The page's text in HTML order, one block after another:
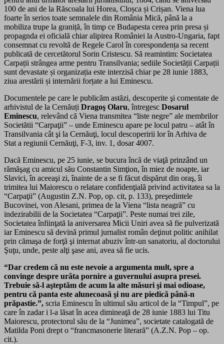
100 de ani de la Răscoala lui Horea, Cloșca și Crișan. Viena lua
foarte în serios toate semnalele din România Mică, până la a
mobiliza trupe la graniță, în timp ce Budapesta cerea prin presa și
propagnda ei oficială chiar alipirea României la Austro-Ungaria, fapt
consemnat cu revoltă de Regele Carol în corespondența sa recent
publicată de cercetătorul Sorin Cristescu. Să reamintim: Societatea
Carpații strângea arme pentru Transilvania; sediile Societății Carpații
sunt devastate și organizația este interzisă chiar pe 28 iunie 1883,
ziua arestării și internării forțate a lui Eminescu.
Documentele pe care le publicăm astăzi, descoperite şi comentate de
arhivistul de la Cernăuți Dragoş Olaru, întregesc Dosarul
Eminescu, relevând că Viena transmitea “liste negre” ale membrilor
Societătii “Carpaţii” – unde Eminescu apare pe locul patru – atât în
Transilvania cât şi la Cernăuţi, locul descoperirii lorîn Arhiva de
Stat a regiunii Cernăuţi, F-3, inv. 1, dosar 4007.
Dacă Eminescu, pe 25 iunie, se bucura încă de viaţă prinzând un
rămăşag cu amicul său Constantin Simţion, în miez de noapte, iar
Slavici, în aceeaşi zi, înainte de a se fi făcut dispărut din oraş, îi
trimitea lui Maiorescu o relatare confidenţială privind activitatea sa la
“Carpaţii” (Augustin Z.N. Pop, op. cit, p. 133), preşedintele
Bucovinei, von Alesani, primea de la Viena “lista neagră” cu
indezirabilii de la Societatea “Carpaţii”. Peste numai trei zile,
Societatea înfiinţată la aniversarea Micii Uniri avea să fie pulverizată
iar Eminescu să devină primul jurnalist român deţinut politic anihilat
prin cămaşa de forţă şi internat abuziv într-un sanatoriu, al doctorului
Şuţu, unde, peste alţi şase ani, avea să fie ucis.
“Dar credem că nu este nevoie a argumenta mult, spre a
convinge despre urâta pornire a guvernului asupra presei.
Trebuie să-l aşteptăm de acum la alte măsuri şi mai odioase,
pentru că panta este alunecoasă şi nu are piedică până-n
prăpastie.”, scria Eminescu în ultimul său articol de la “Timpul”, pe
care în zadar i l-a lăsat în acea dimineaţă de 28 iunie 1883 lui Titu
Maiorescu, protectorul său de la “Junimea”, societate catalogată de
Matilda Poni drept o “francmasonerie literară” (A.Z.N. Pop – op.
cit.).